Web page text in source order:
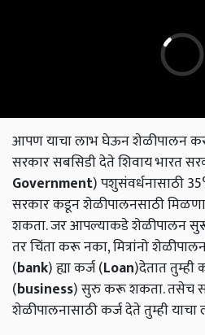
आपण याचा लाभ घेऊन शेळीपालन करू
सरकार सबसिडी देते शिवाय भारत
Government) पशुसंवर्धनासाठी
सरकार कडून शेळीपालनसाठी
शकता. जर आपल्याकडे शेळीपालन
तर चिंता करू नका, मित्रांनो
(bank) ह्या कर्ज (Loan)देतात
(business) सुरु करू शकता. तसेच
शेळीपालनासाठी कर्ज देते तुम्ही